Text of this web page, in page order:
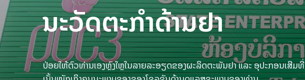
ນະວັດຕະກໍາດ້ານຢາ
ປ່ອຍໃຫ້ຕົວທ່ານເອງຫຼົງໃຫຼໃນລາຍລະອຽດຂອງຜະລິດຕະພັນຢາ ແລະ ອຸປະກອນເສີມທີ່